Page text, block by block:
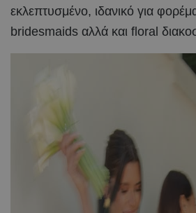
εκλεπτυσμένο, ιδανικό για
bridesmaids αλλά και floral